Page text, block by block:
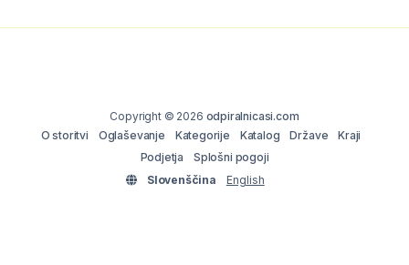
Copyright © 2026 odpiralnicasi.com
O storitvi
Oglaševanje Kategorije Katalog Države
Kraji
Podjetja
Splošni pogoji
Slovenščina
English